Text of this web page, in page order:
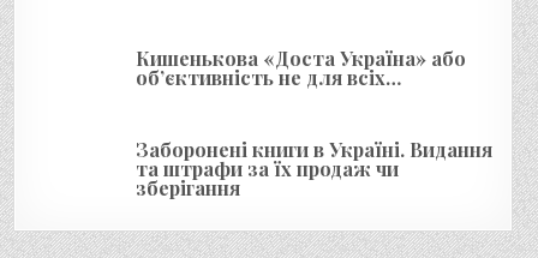
Кишенькова «Доста Україна» або
об’єктивність не для всіх…
Заборонені книги в Україні. Видання
та штрафи за їх продаж чи
зберігання